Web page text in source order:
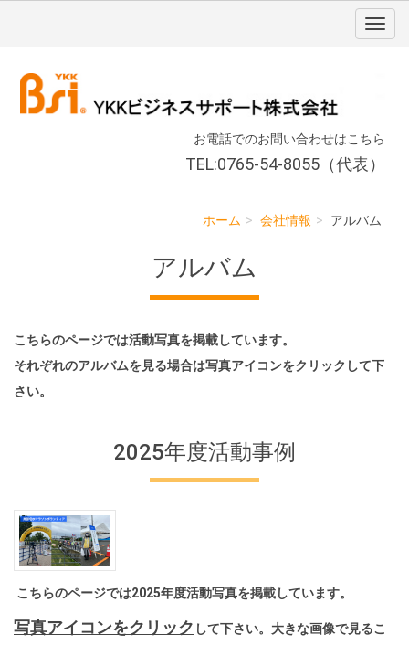
お電話でのお問い合わせはこちら
TEL:0765-54-8055（代表）
ホーム 会社情報 アルバム
アルバム
こちらのページでは活動写真を掲載しています。
それぞれのアルバムを見る場合は写真アイコンをクリックして下
さい。
2025年度活動事例
こちらのページでは2025年度活動写真を掲載しています。
写真アイコンをクリック して下さい。大きな画像で見るこ